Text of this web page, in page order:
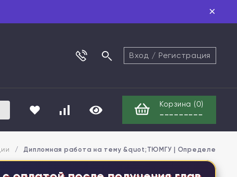
Вход / Регистрация
Корзина (0)
---------
/ Дипломная работа на тему &quot;ТЮМГУ | Определение